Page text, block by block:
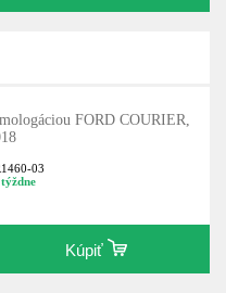
FORD COURIER,
03
Kúpiť